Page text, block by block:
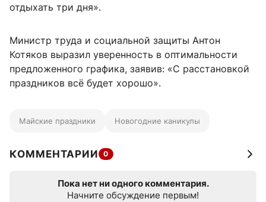
отдыхать три дня».
Министр труда и социальной защиты Антон
Котяков выразил уверенность в оптимальности
предложенного графика, заявив: «С расстановкой
праздников всё будет хорошо».
Майские праздники Новогодние каникулы
КОММЕНТАРИИ 0
Пока нет ни одного комментария.
Начните обсуждение первым!